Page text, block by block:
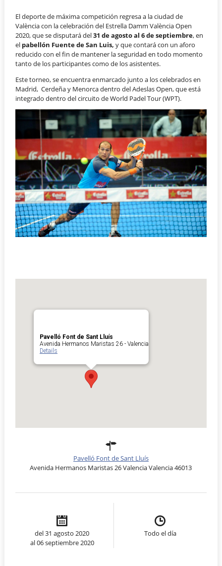
El deporte de máxima competición regresa a la ciudad de
València con la celebración del Estrella Damm València Open
2020, que se disputará del31 de agosto al 6 de septiembre, en
el pabellón Fuente de San Luis,y que contará con un aforo
reducido con el fin de mantener la seguridad en todo momento
tanto de los participantes como de los asistentes.
Este torneo, se encuentra enmarcado junto a los celebrados en
Madrid, Cerdeña y Menorca dentro del Adeslas Open, que está
integrado dentro del circuito de World Padel Tour (WPT).
Pavelló Font de Sant Lluís
Avenida Hermanos Maristas 26 - Valencia
Details
Pavelló Font de Sant Lluís
Avenida Hermanos Maristas 26 Valencia Valencia 46013
del 31 agosto 2020
al 06 septiembre 2020
Todo el día